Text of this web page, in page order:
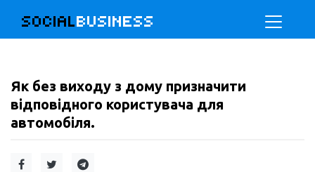
SOCIALBUSINESS
Як без виходу з дому призначити
відповідного користувача для
автомобіля.